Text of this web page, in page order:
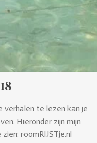
verhalen te lezen kan je
Hieronder zijn mijn
roomRIJSTje.nl